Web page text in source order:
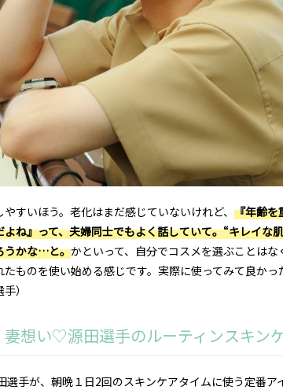
やすいほう。老化はまだ感じていないけれど、 『年齢を
よね』って、夫婦同士でもよく話していて。“キレイな
うかな…と。かといって、自分でコスメを選ぶことは
たものを使い始める感じです。実際に使ってみて良か
）
妻想い♡源田選手のルーティンスキンケ
手が、 朝晩１日2回のスキンケアタイムに使う定番ア